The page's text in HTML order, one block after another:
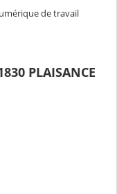
de travail
PLAISANCE